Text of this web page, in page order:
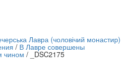
Лавра (чоловічий монастир)
/ В Лавре совершены
чином / _DSC2175